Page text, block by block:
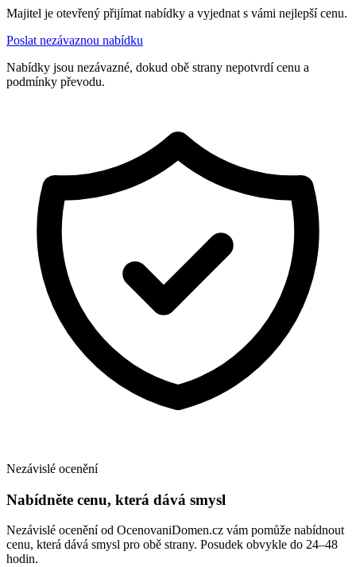
Majitel je otevřený přijímat nabídky a vyjednat s vámi nejlepší cenu.
Poslat nezávaznou nabídku
Nabídky jsou nezávazné, dokud obě strany nepotvrdí cenu a
podmínky převodu.
Nezávislé ocenění
Nabídněte cenu, která dává smysl
Nezávislé ocenění od OcenovaniDomen.cz vám pomůže nabídnout
cenu, která dává smysl pro obě strany. Posudek obvykle do 24–48
hodin.